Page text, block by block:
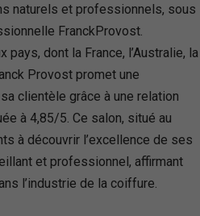
naturels et professionnels, sous
FranckProvost.
dont la France, l’Australie, la
Provost promet une
clientèle grâce à une relation
à 4,85/5. Ce salon, situé au
à découvrir l’excellence de ses
et professionnel, affirmant
l’industrie de la coiffure.